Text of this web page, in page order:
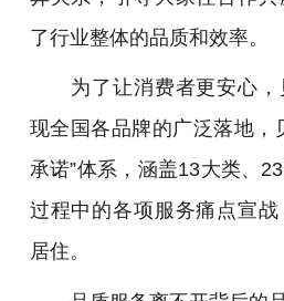
了行业整体的品质和效率。
为了让消费者更安心，
现全国各品牌的广泛落地，
承诺”体系，涵盖13大类、
过程中的各项服务痛点宣
居住。